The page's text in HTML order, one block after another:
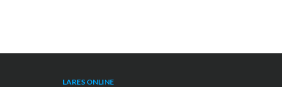
LARES ONLINE